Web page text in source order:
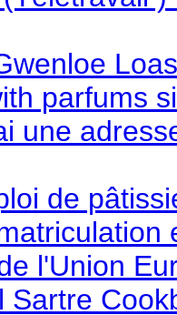
Loas
parfums
une
de
l'Union
Sartre